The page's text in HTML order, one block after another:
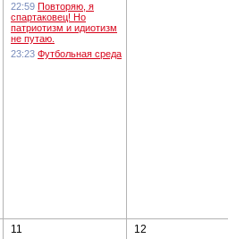
22:59 Повторяю, я
спартаковец! Но
патриотизм и идиотизм
не путаю.
23:23 Футбольная среда
11 12